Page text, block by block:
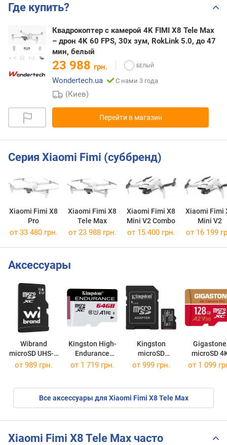
Где купить?
Квадрокоптер с камерой 4K FIMI X8 Tele Max
– дрон 4K 60 FPS, 30x зум, RokLink 5.0, до 47
мин, белый
23 988 грн.
Wondertech.ua
С нами 3 года
(Киев)
Перейти в магазин
Серия Xiaomi Fimi (суббренд)
Xiaomi Fimi X8
Pro
Xiaomi Fimi X8
Tele Max
Xiaomi Fimi X8
Mini V2 Combo
Xiaomi Fimi
Mini V2
от 33 480 грн. от 23 988 грн. от 15 400 грн. от 16 199
Аксессуары
Wibrand
microSD UHS-1
U3 with
Kingston High-
Endurance
microSD
Kingston
microSD
Canvas Select
Gigastone
microSD
Camera
от 989 грн. от 1 719 грн. от 999 грн. от 1 099
Все аксессуары для Xiaomi Fimi X8 Tele Max
Xiaomi Fimi X8 Tele Max часто